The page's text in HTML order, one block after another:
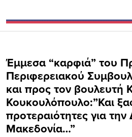
Έμμεσα “καρφιά” του
Περιφερειακού
και προς τον βουλευτή
Κουκουλόπουλο:”Και
προτεραιότητες για την
Μακεδονία…”